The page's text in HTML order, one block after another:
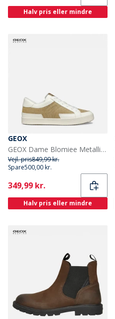
Halv pris eller mindre
GEOX
GEOX Dame Blomiee Metallic Trænere Lys Guld/Off White Lt Gold/Off White
Vejl. pris849,99 kr.
Spare500,00 kr.
Current
349,99 kr.
Halv pris eller mindre